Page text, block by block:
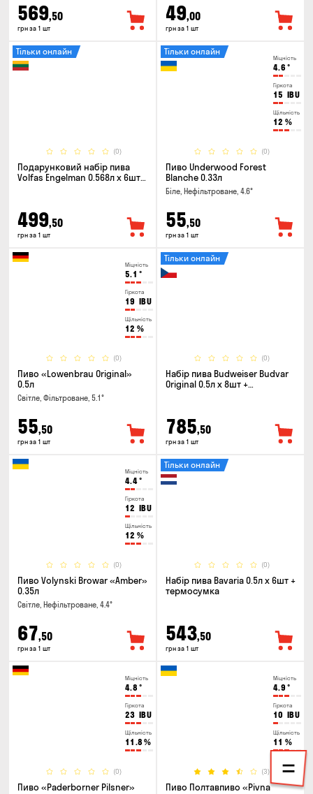
569,50
грн за 1 шт
49,00
грн за 1 шт
(0)
Тільки онлайн
Подарунковий набір пива
Volfas Engelman 0.568л x 6шт +
499,50
грн за 1 шт
Міцність
4.6 °
Гіркота
15 IBU
Щільність
12 %
(0)
Тільки онлайн
Пиво Underwood Forest
Blanche 0.33л
Біле, Нефільтроване, 4.6°
55,50
грн за 1 шт
Міцність
5.1 °
Гіркота
19 IBU
Щільність
12 %
(0)
Пиво «Lowenbrau Original»
0.5л
Світле, Фільтроване, 5.1°
55,50
грн за 1 шт
(0)
Тільки онлайн
Набір пива Budweiser Budvar
Original 0.5л х 8шт +
785,50
грн за 1 шт
Міцність
4.4°
Гіркота
12 IBU
Щільність
12 %
(0)
Пиво Volynski Browar «Amber»
0.35л
Світле, Нефільтроване, 4.4°
67,50
грн за 1 шт
(0)
Тільки онлайн
Набір пива Bavaria 0.5л х 6шт +
термосумка
543,50
грн за 1 шт
Міцність
4.8 °
Гіркота
23 IBU
Щільність
11.8 %
(0)
Пиво «Paderborner Pilsner»
Міцність
4.9 °
Гіркота
10 IBU
Щільність
11 %
(3)
Пиво Полтавпиво «Pivna